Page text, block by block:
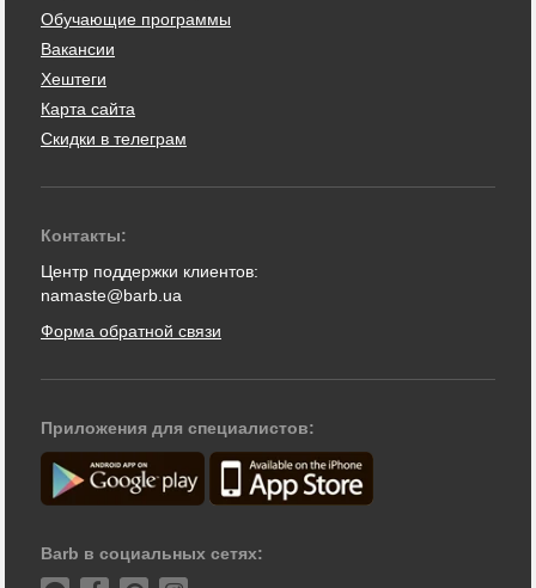
Обучающие программы
Вакансии
Хештеги
Карта сайта
Скидки в телеграм
Контакты:
Центр поддержки клиентов:
namaste@barb.ua
Форма обратной связи
Приложения для специалистов:
Barb в социальных сетях: